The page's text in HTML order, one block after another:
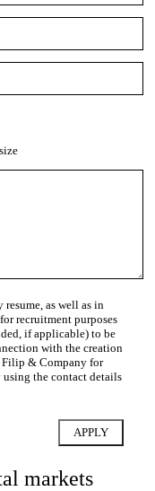
as well as in
recruitment purposes
if applicable) to be
with the creation
Filip & Company for
the contact details
markets